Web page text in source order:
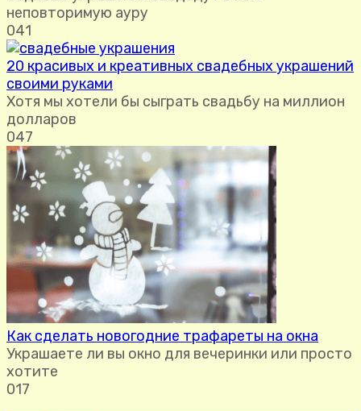
неповторимую ауру
041
20 красивых и креативных свадебных украшений
своими руками
Хотя мы хотели бы сыграть свадьбу на миллион
долларов
047
Как сделать новогодние трафареты на окна
Украшаете ли вы окно для вечеринки или просто
хотите
017